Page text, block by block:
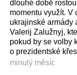
dlouhé době
momentu využít. V
ukrajinské armády
Valerij Zalužnyj,
pokud by se volby
o prezidentské
minulý měsíc